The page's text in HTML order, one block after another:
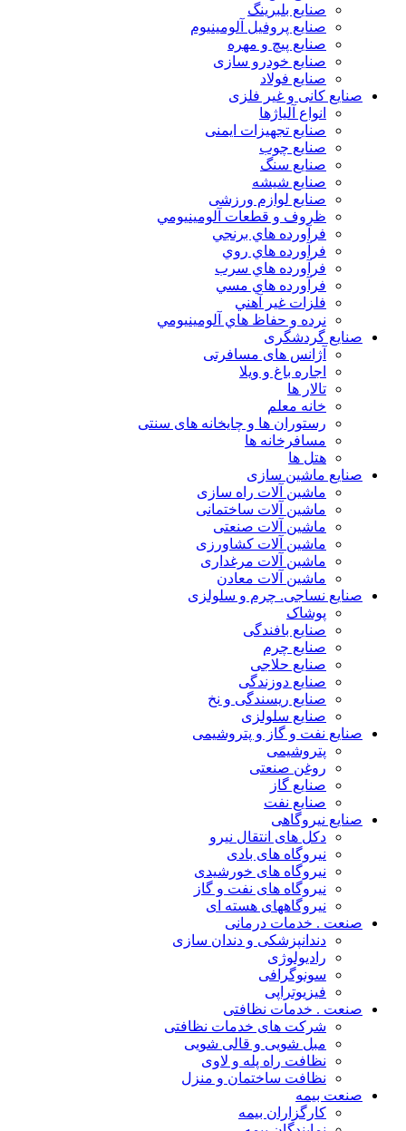
صنایع بلبرینگ
صنایع پروفیل آلومینیوم
صنایع پیچ و مهره
صنایع خودرو سازی
صنایع فولاد
صنایع کانی و غیر فلزی
انواع آلياژها
صنایع تجهیزات ایمنی
صنایع چوب
صنایع سنگ
صنایع شیشه
صنایع لوازم ورزشی
ظروف و قطعات آلومينيومي
فرآورده هاي برنجي
فرآورده هاي روي
فرآورده هاي سرب
فرآورده هاي مسي
فلزات غير آهني
نرده و حفاظ هاي آلومينيومي
صنایع گردشگری
آژانس های مسافرتی
اجاره باغ و ویلا
تالار ها
خانه معلم
رستوران ها و چایخانه های سنتی
مسافرخانه ها
هتل ها
صنایع ماشین سازی
ماشین آلات راه سازی
ماشین آلات ساختمانی
ماشین آلات صنعتی
ماشین آلات کشاورزی
ماشین آلات مرغداری
ماشین آلات معادن
صنایع نساجی. چرم و سلولزی
پوشاک
صنایع بافندگی
صنایع چرم
صنایع حلاجی
صنایع دوزندگی
صنایع ریسندگی و نخ
صنایع سلولزی
صنایع نفت و گاز و پتروشیمی
پتروشیمی
روغن صنعتی
صنایع گاز
صنایع نفت
صنایع نیروگاهی
دکل های انتقال نیرو
نیروگاه های بادی
نیروگاه های خورشیدی
نیروگاه های نفت و گاز
نیروگاههای هسته ای
صنعت . خدمات درمانی
دندانپزشکی و دندان سازی
رادیولوژی
سونوگرافی
فیزیوتراپی
صنعت . خدمات نظافتی
شرکت های خدمات نظافتی
مبل شویی و قالی شویی
نظافت راه پله و لاوی
نظافت ساختمان و منزل
صنعت بیمه
کارگزاران بیمه